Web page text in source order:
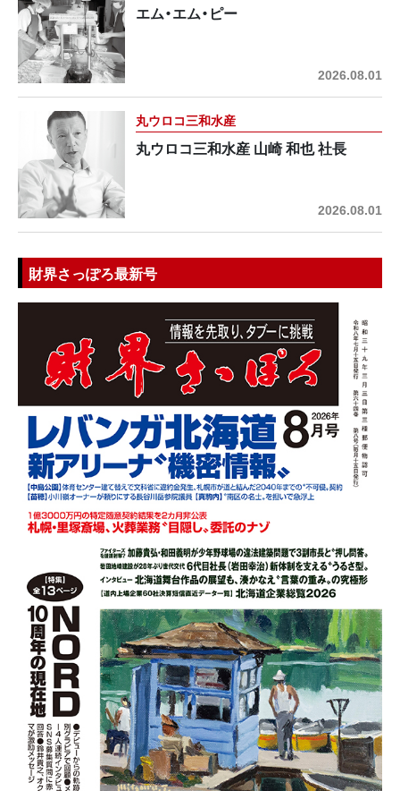
エム・エム・ピー
2026.08.01
丸ウロコ三和水産
丸ウロコ三和水産 山崎 和也 社長
2026.08.01
財界さっぽろ最新号